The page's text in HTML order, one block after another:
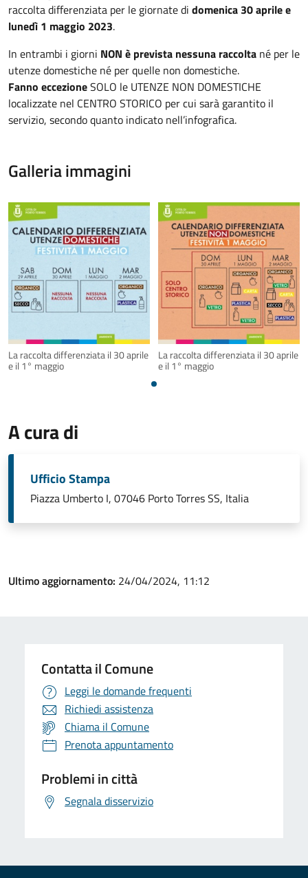
raccolta differenziata per le giornate di domenica 30 aprile e
lunedì 1 maggio 2023.
In entrambi i giorni NON è prevista nessuna raccolta né per le
utenze domestiche né per quelle non domestiche.
Fanno eccezioneSOLO le UTENZE NON DOMESTICHE
localizzate nel CENTRO STORICO per cui sarà garantito il
servizio, secondo quanto indicato nell’infografica.
Galleria immagini
La raccolta differenziata il 30 aprile
e il 1° maggio
La raccolta differenziata il 30 aprile
e il 1° maggio
A cura di
Ufficio Stampa
Piazza Umberto I, 07046 Porto Torres SS, Italia
Ultimo aggiornamento: 24/04/2024, 11:12
Contatta il Comune
Leggi le domande frequenti
Richiedi assistenza
Chiama il Comune
Prenota appuntamento
Problemi in città
Segnala disservizio